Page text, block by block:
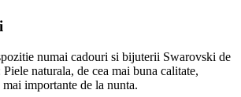
numai cadouri si bijuterii Swarovski de
naturala, de cea mai buna calitate,
importante de la nunta.